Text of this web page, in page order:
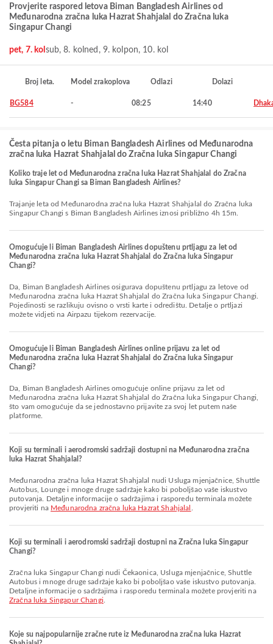
Provjerite raspored letova Biman Bangladesh Airlines od
Međunarodna zračna luka Hazrat Shahjalal do Zračna luka
Singapur Changi
pet, 7. kol sub, 8. kol ned, 9. kol pon, 10. kol
Broj leta. Model zrakoplova Odlazi Dolazi
BG584 - 08:25 14:40
Česta pitanja o letu Biman Bangladesh Airlines od Međunarodna
zračna luka Hazrat Shahjalal do Zračna luka Singapur Changi
Koliko traje let od Međunarodna zračna luka Hazrat Shahjalal do Zračna
luka Singapur Changi sa Biman Bangladesh Airlines?
Trajanje leta od Međunarodna zračna luka Hazrat Shahjalal do Zračna luka
Singapur Changi s Biman Bangladesh Airlines iznosi približno 4h 15m.
Omogućuje li Biman Bangladesh Airlines dopuštenu prtljagu za let od
Međunarodna zračna luka Hazrat Shahjalal do Zračna luka Singapur
Changi?
Da, Biman Bangladesh Airlines osigurava dopuštenu prtljagu za letove od
Međunarodna zračna luka Hazrat Shahjalal do Zračna luka Singapur Changi.
Pojedinosti se razlikuju ovisno o vrsti karte i odredištu. Detalje o prtljazi
možete vidjeti na Airpazu tijekom rezervacije.
Omogućuje li Biman Bangladesh Airlines online prijavu za let od
Međunarodna zračna luka Hazrat Shahjalal do Zračna luka Singapur
Changi?
Da, Biman Bangladesh Airlines omogućuje online prijavu za let od
Međunarodna zračna luka Hazrat Shahjalal do Zračna luka Singapur Changi,
što vam omogućuje da se jednostavno prijavite za svoj let putem naše
platforme.
Koji su terminali i aerodromski sadržaji dostupni na Međunarodna zračna
luka Hazrat Shahjalal?
Međunarodna zračna luka Hazrat Shahjalal nudi Usluga mjenjačnice, Shuttle
Autobus, Lounge i mnoge druge sadržaje kako bi poboljšao vaše iskustvo
putovanja. Detaljne informacije o sadržajima i rasporedu terminala možete
provjeriti na Međunarodna zračna luka Hazrat Shahjalal
Koji su terminali i aerodromski sadržaji dostupni na Zračna luka Singapur
Changi?
Zračna luka Singapur Changi nudi Čekaonica, Usluga mjenjačnice, Shuttle
Autobus i mnoge druge sadržaje kako bi poboljšao vaše iskustvo putovanja.
Detaljne informacije o sadržajima i rasporedu terminala možete provjeriti na
Zračna luka Singapur Changi
Koje su najpopularnije zračne rute iz Međunarodna zračna luka Hazrat